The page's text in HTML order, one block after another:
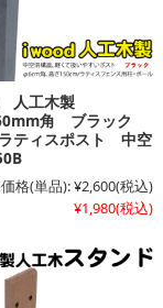
人工木製
角 ブラック
ティスポスト 中空
格(単品):¥2,600(税込)
¥1,980(税込)